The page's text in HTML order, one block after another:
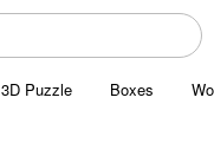
3D Puzzle Boxes